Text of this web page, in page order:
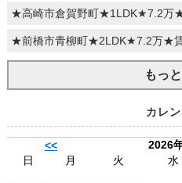
★高崎市倉賀野町★1LDK★7.2万
★前橋市青柳町★2LDK★7.2万★
もっ
カレ
<<
2026
日
月 火 水